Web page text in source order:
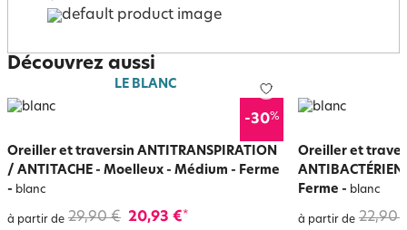
Découvrez aussi
LE BLANC
-30%
Oreiller et traversin ANTITRANSPIRATION
/ ANTITACHE - Moelleux - Médium - Ferme
- blanc
à partir de 29,90 € 20,93 €*
Oreiller et
Ferme - blanc
à partir de 22,90